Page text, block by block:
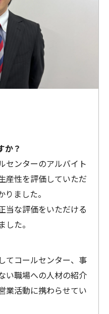
か？
センターのアルバイト
産性を評価していただ
ました。
当な評価をいただける
た。
てコールセンター、事
い職場への人材の紹介
業活動に携わらせてい